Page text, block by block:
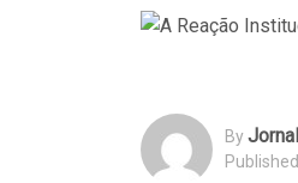
By
Published